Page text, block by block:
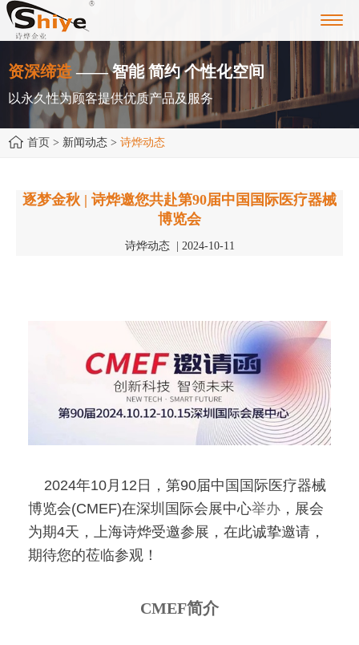
资深缔造 —— 智能 简约 个性化空间
以永久性为顾客提供优质产品及服务
首页 > 新闻动态 > 诗烨动态
逐梦金秋 | 诗烨邀您共赴第90届中国国际医疗器械
博览会
诗烨动态 | 2024-10-11
2024年10月12日，第90届中国国际医疗器械
博览会(CMEF)在深圳国际会展中心举办 ，展会
为期4天，上海诗烨受邀参展，在此诚挚邀请，
期待您的莅临参观！
CMEF简介